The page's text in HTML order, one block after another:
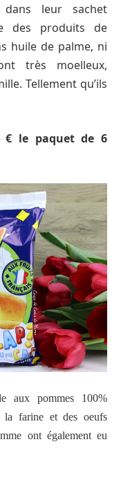
leur sachet
des produits de
huile de palme, ni
très moelleux,
Tellement qu’ils
€ le paquet de 6
aux pommes 100%
la farine et des oeufs
ont également eu